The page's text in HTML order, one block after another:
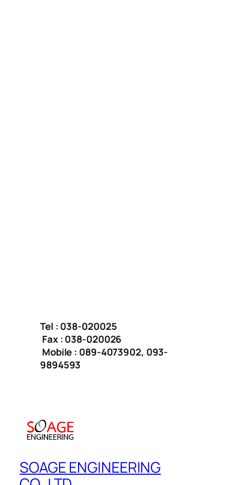
Tel : 038-020025
Fax : 038-020026
Mobile : 089-4073902, 093-
9894593
SOAGE ENGINEERING